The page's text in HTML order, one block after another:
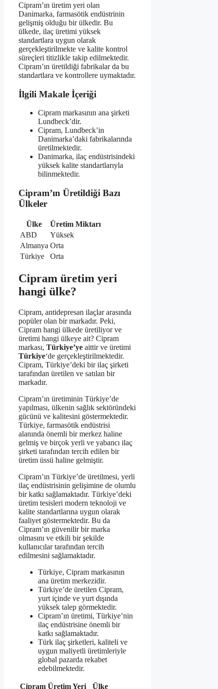
Cipram’ın üretim yeri olan
Danimarka, farmasötik endüstrinin
gelişmiş olduğu bir ülkedir. Bu
ülkede, ilaç üretimi yüksek
standartlara uygun olarak
gerçekleştirilmekte ve kalite kontrol
süreçleri titizlikle takip edilmektedir.
Cipram’ın üretildiği fabrikalar da bu
standartlara ve kontrollere uymaktadır.
İlgili Makale İçeriği
Cipram markasının ana şirketi
Lundbeck’dir.
Cipram, Lundbeck’in
Danimarka’daki fabrikalarında
üretilmektedir.
Danimarka, ilaç endüstrisindeki
yüksek kalite standartlarıyla
bilinmektedir.
Cipram’ın Üretildiği Bazı
Ülkeler
Ülke
Üretim Miktarı
ABD
Yüksek
Almanya Orta
Türkiye
Orta
Cipram üretim yeri
hangi ülke?
Cipram, antidepresan ilaçlar arasında
popüler olan bir markadır. Peki,
Cipram hangi ülkede üretiliyor ve
üretimi hangi ülkeye ait? Cipram
markası, Türkiye’ye aittir ve üretimi
Türkiye‘de gerçekleştirilmektedir.
Cipram, Türkiye’deki bir ilaç şirketi
tarafından üretilen ve satılan bir
markadır.
Cipram’ın üretiminin Türkiye’de
yapılması, ülkenin sağlık sektöründeki
gücünü ve kalitesini göstermektedir.
Türkiye, farmasötik endüstrisi
alanında önemli bir merkez haline
gelmiş ve birçok yerli ve yabancı ilaç
şirketi tarafından tercih edilen bir
üretim üssü haline gelmiştir.
Cipram’ın Türkiye’de üretilmesi, yerli
ilaç endüstrisinin gelişimine de olumlu
bir katkı sağlamaktadır. Türkiye’deki
üretim tesisleri modern teknoloji ve
kalite standartlarına uygun olarak
faaliyet göstermektedir. Bu da
Cipram’ın güvenilir bir marka
olmasını ve etkili bir şekilde
kullanıcılar tarafından tercih
edilmesini sağlamaktadır.
Türkiye, Cipram markasının
ana üretim merkezidir.
Türkiye’de üretilen Cipram,
yurt içinde ve yurt dışında
yüksek talep görmektedir.
Cipram’ın üretimi, Türkiye’nin
ilaç endüstrisine önemli bir
katkı sağlamaktadır.
Türk ilaç şirketleri, kaliteli ve
uygun maliyetli üretimleriyle
global pazarda rekabet
edebilmektedir.
Cipram Üretim Yeri Ülke